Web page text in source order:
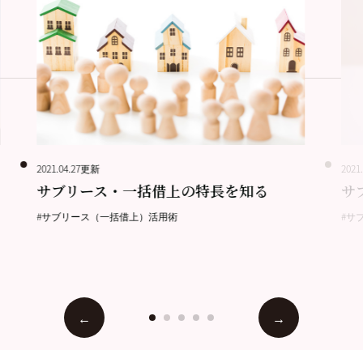
2021.04.27更新
サブリース・一括借上の特長を知る
#サブリース（一括借上）活用術
サ
#サ